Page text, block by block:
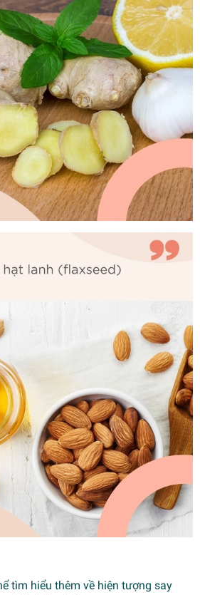
tìm hiểu thêm về hiện tượng say